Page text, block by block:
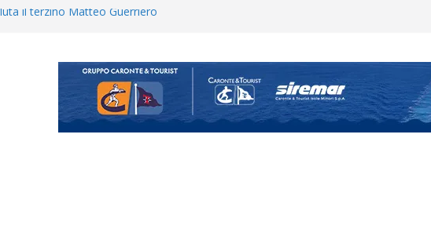
il terzino Matteo Guerriero
ma non chi siamo”
bocciato il Fasano,
e Kamarat restano in
si alzano i ritmi tra lavoro